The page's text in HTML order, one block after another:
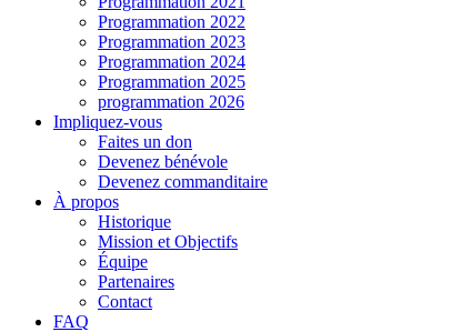
Programmation 2022
Programmation 2023
Programmation 2024
Programmation 2025
programmation 2026
Impliquez-vous
Faites un don
Devenez bénévole
Devenez commanditaire
À propos
Historique
Mission et Objectifs
Équipe
Partenaires
Contact
FAQ